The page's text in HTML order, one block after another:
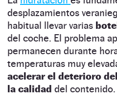
desplazamientos
habitual llevar varias
del coche. El problema
permanecen durante
temperaturas muy
acelerar el deterioro
la calidad del contenido.